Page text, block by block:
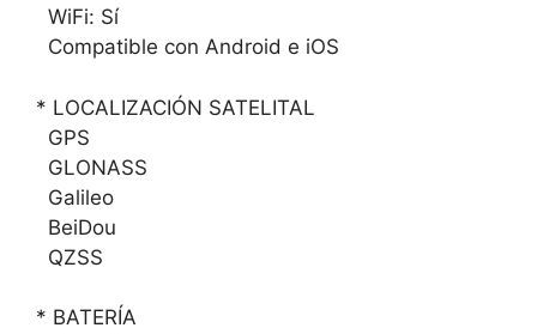
WiFi: Sí
Compatible con Android e iOS
* LOCALIZACIÓN SATELITAL
GPS
GLONASS
Galileo
BeiDou
QZSS
* BATERÍA